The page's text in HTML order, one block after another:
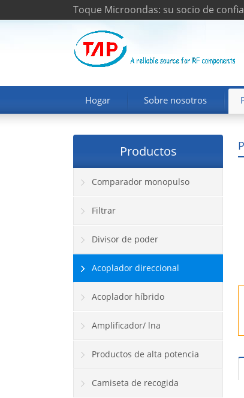
Toque Microondas: su socio de
Hogar Sobre nosotros
Productos
Comparador monopulso
Filtrar
Divisor de poder
Acoplador direccional
Acoplador híbrido
Amplificador/ lna
Productos de alta potencia
Camiseta de recogida